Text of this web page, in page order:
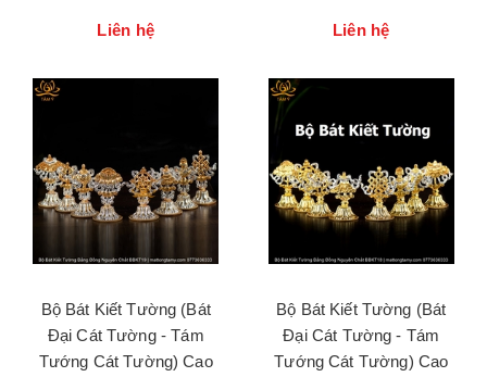
Liên hệ Liên hệ
Bộ Bát Kiết Tường (Bát
Đại Cát Tường - Tám
Tướng Cát Tường) Cao
Bộ Bát Kiết Tường (Bát
Đại Cát Tường - Tám
Tướng Cát Tường) Cao